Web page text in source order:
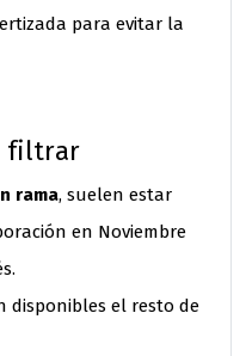
para evitar la
filtrar
rama, suelen estar
en Noviembre
disponibles el resto de